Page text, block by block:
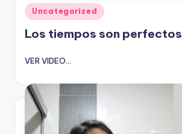
Publicado
en
Uncategorized
Los tiempos son perfectos
VER VIDEO...